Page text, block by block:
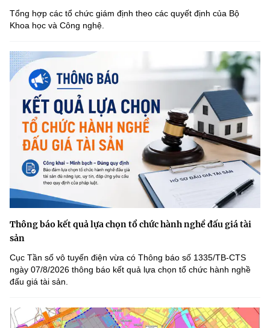
Tổng hợp các tổ chức giám định theo các quyết định của Bộ
Khoa học và Công nghệ.
Thông báo kết quả lựa chọn tổ chức hành nghề đấu giá tài
sản
Cục Tần số vô tuyến điện vừa có Thông báo số 1335/TB-CTS
ngày 07/8/2026 thông báo kết quả lựa chọn tổ chức hành nghề
đấu giá tài sản.